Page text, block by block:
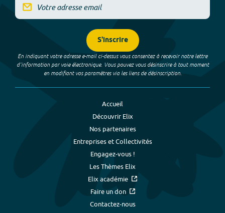
S'inscrire
En indiquant votre adresse e-mail ci-dessus vous consentez à recevoir notre lettre
d’information par voie électronique. Vous pouvez vous désinscrire à tout moment
en modifiant vos paramètres via les liens de désinscription.
Accueil
Découvrir Elix
Nos partenaires
Entreprises et Collectivités
Engagez-vous !
Les Thèmes Elix
Elix académie
Faire un don
Contactez-nous